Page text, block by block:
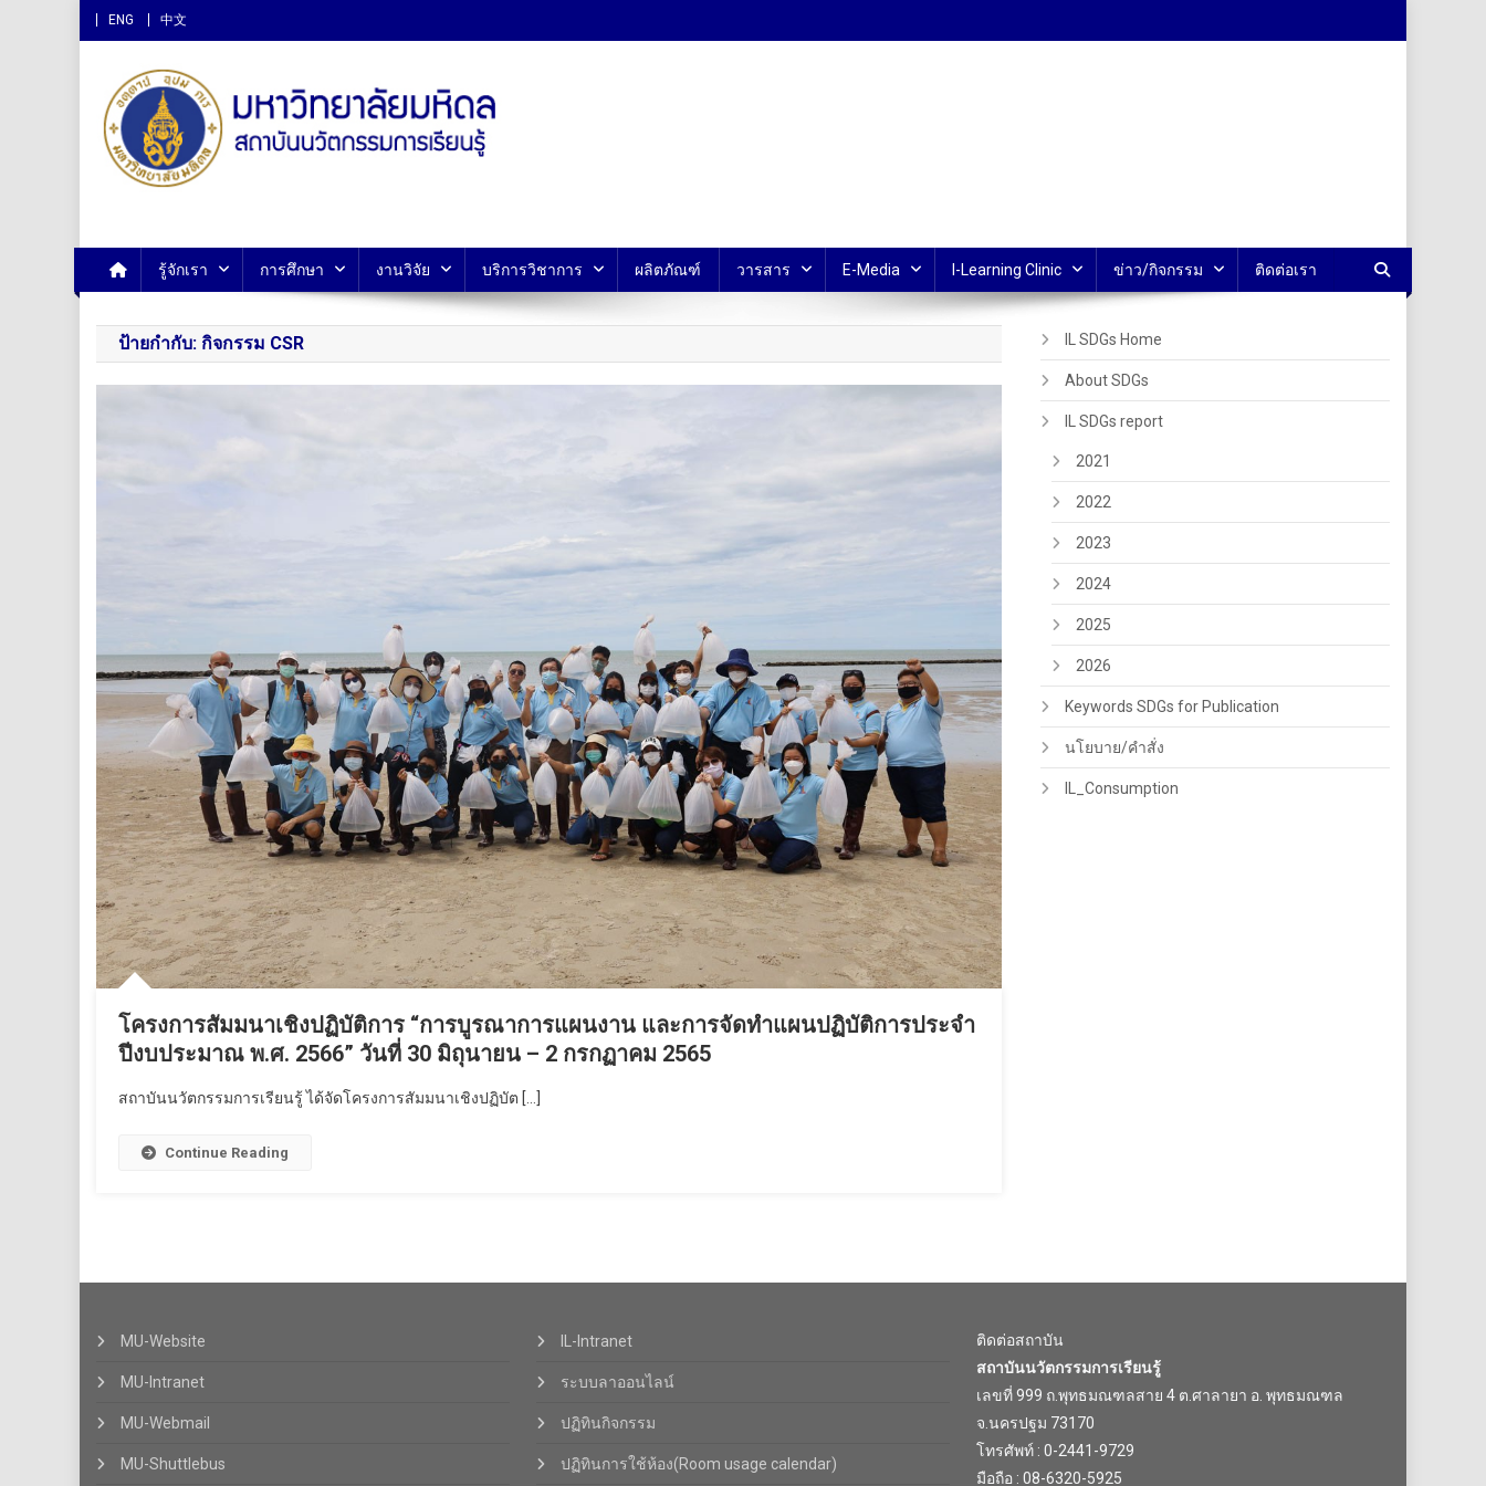
ENG 中文
สถาบันนวัตกรรมการเรียนรู้ ม.มหิดล
รู้จักเรา การศึกษา งานวิจัย บริการวิชาการ ผลิตภัณฑ์ วารสาร E-Media I-Learning Clinic ข่าว/กิจกรรม ติดต่อเรา
ป้ายกำกับ: กิจกรรม CSR
โครงการสัมมนาเชิงปฏิบัติการ “การบูรณาการแผนงาน และการจัดทําแผนปฏิบัติการประจํา
ปีงบประมาณ พ.ศ. 2566” วันที่ 30 มิถุนายน – 2 กรกฏาคม 2565
สถาบันนวัตกรรมการเรียนรู้ ได้จัดโครงการสัมมนาเชิงปฏิบัต […]
Continue Reading
IL SDGs Home
About SDGs
IL SDGs report
2021
2022
2023
2024
2025
2026
Keywords SDGs for Publication
นโยบาย/คำสั่ง
IL_Consumption
MU-Website
MU-Intranet
MU-Webmail
MU-Shuttlebus
IL-Intranet
ระบบลาออนไลน์
ปฏิทินกิจกรรม
ปฏิทินการใช้ห้อง(Room usage calendar)
ติดต่อสถาบัน
สถาบันนวัตกรรมการเรียนรู้
เลขที่ 999 ถ.พุทธมณฑลสาย 4 ต.ศาลายา อ. พุทธมณฑล
จ.นครปฐม 73170
โทรศัพท์ : 0-2441-9729
มือถือ : 08-6320-5925